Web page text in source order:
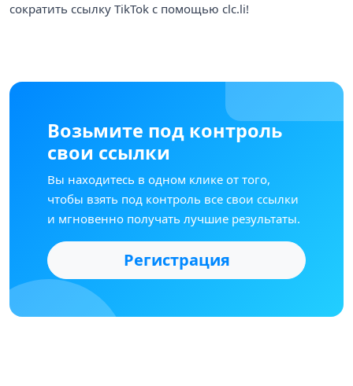
сократить ссылку TikTok с помощью clc.li!
Возьмите под контроль
свои ссылки
Вы находитесь в одном клике от того,
чтобы взять под контроль все свои ссылки
и мгновенно получать лучшие результаты.
Регистрация